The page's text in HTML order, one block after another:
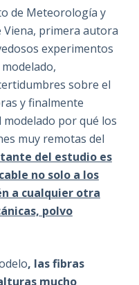
de Meteorología y
Viena, primera autora
experimentos
sobre el
y finalmente
modelado por qué los
muy remotas del
del estudio es
no solo a los
a cualquier otra
polvo
, las fibras
mucho